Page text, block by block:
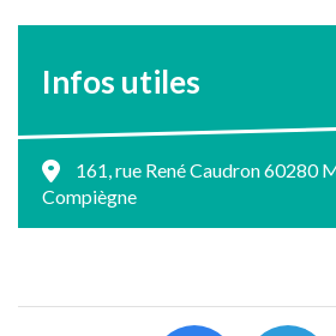
Infos utiles
161, rue René Caudron 60280
Compiègne